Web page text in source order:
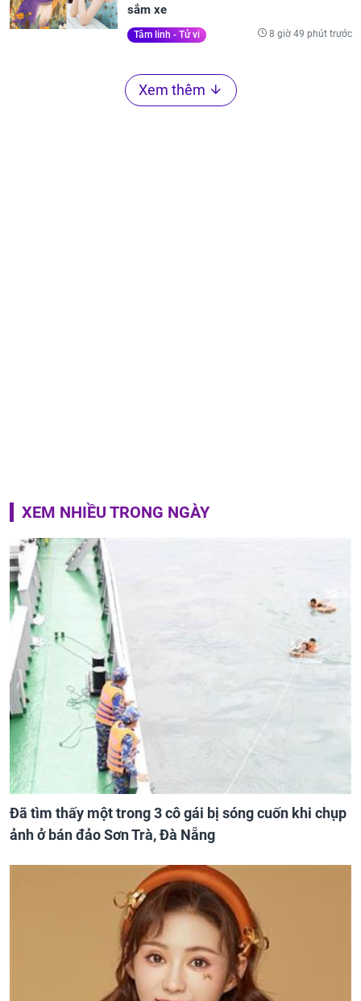
sắm xe
Tâm linh - Tử vi 8 giờ 49 phút trước
Xem thêm
XEM NHIỀU TRONG NGÀY
Đã tìm thấy một trong 3 cô gái bị sóng cuốn khi chụp
ảnh ở bán đảo Sơn Trà, Đà Nẵng